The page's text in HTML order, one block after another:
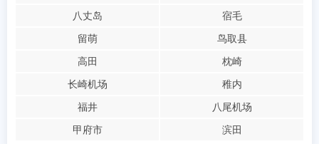
八丈岛
宿毛
留萌
鸟取县
高田
枕崎
长崎机场
稚内
福井
八尾机场
甲府市
滨田